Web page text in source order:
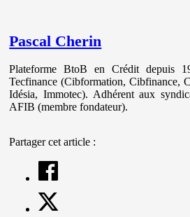
Pascal Cherin
Plateforme BtoB en Crédit depuis
Tecfinance (Cibformation, Cibfinance,
Idésia, Immotec). Adhérent aux
AFIB (membre fondateur).
Partager cet article :